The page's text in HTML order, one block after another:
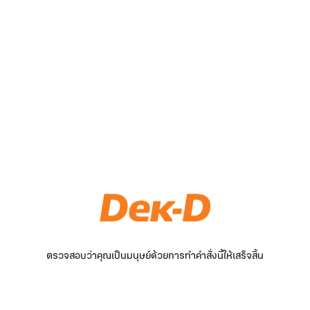
ตรวจสอบว่าคุณเป็นมนุษย์ด้วยการทำคำสั่งนี้ให้เสร็จสิ้น